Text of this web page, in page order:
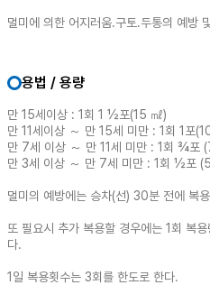
멀미에 의한 어지러움.구토.두통의 예방
용법 / 용량
만 15세이상 : 1회 1 ½포(15 ㎖)
만 11세이상 ～ 만 15세 미만 : 1회 1포
만 7세 이상 ～ 만 11세 미만 : 1회 ¾포
만 3세 이상 ～ 만 7세 미만 : 1회 ½포
멀미의 예방에는 승차(선) 30분 전에 복
또 필요시 추가 복용할 경우에는 1회 복
다.
1일 복용횟수는 3회를 한도로 한다.